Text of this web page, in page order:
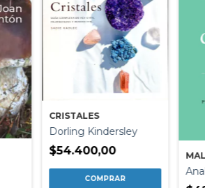
CRISTALES
Dorling Kindersley
$54.400,00